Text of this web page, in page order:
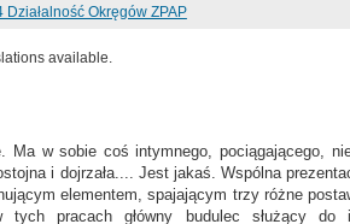
Działalność Okręgów ZPAP
available.
Ma w sobie coś intymnego, pociągającego,
i dojrzała.... Jest jakaś. Wspólna
elementem, spajającym trzy różne
tych pracach główny budulec służący do